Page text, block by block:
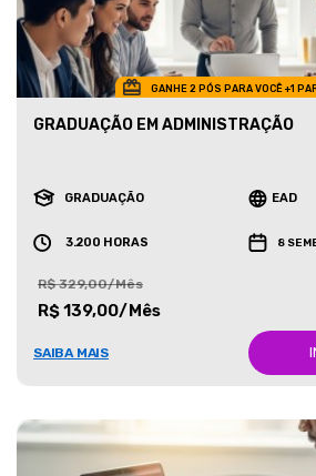
GANHE 2 PÓS PARA VOCÊ +1
GRADUAÇÃO EM ADMINISTRAÇÃO
GRADUAÇÃO EAD
3.200 HORAS 8
R$ 329,00/Mês
R$ 139,00/Mês
SAIBA MAIS